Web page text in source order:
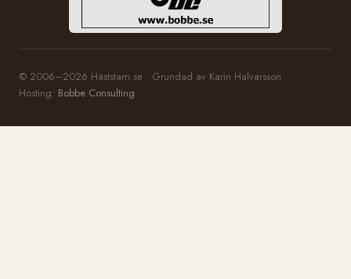
© 2006–2026 Häststam.se · Grundad av Karin Halvarsson
Hosting: Bobbe Consulting